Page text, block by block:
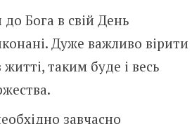
Бога в свій День
Дуже важливо вірити
таким буде і весь
завчасно